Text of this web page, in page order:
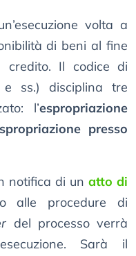
volta a
di beni al fine
Il codice di
ss.) disciplina tre
l’espropriazione
presso
notifica di un atto di
alle procedure di
del processo verrà
Sarà il